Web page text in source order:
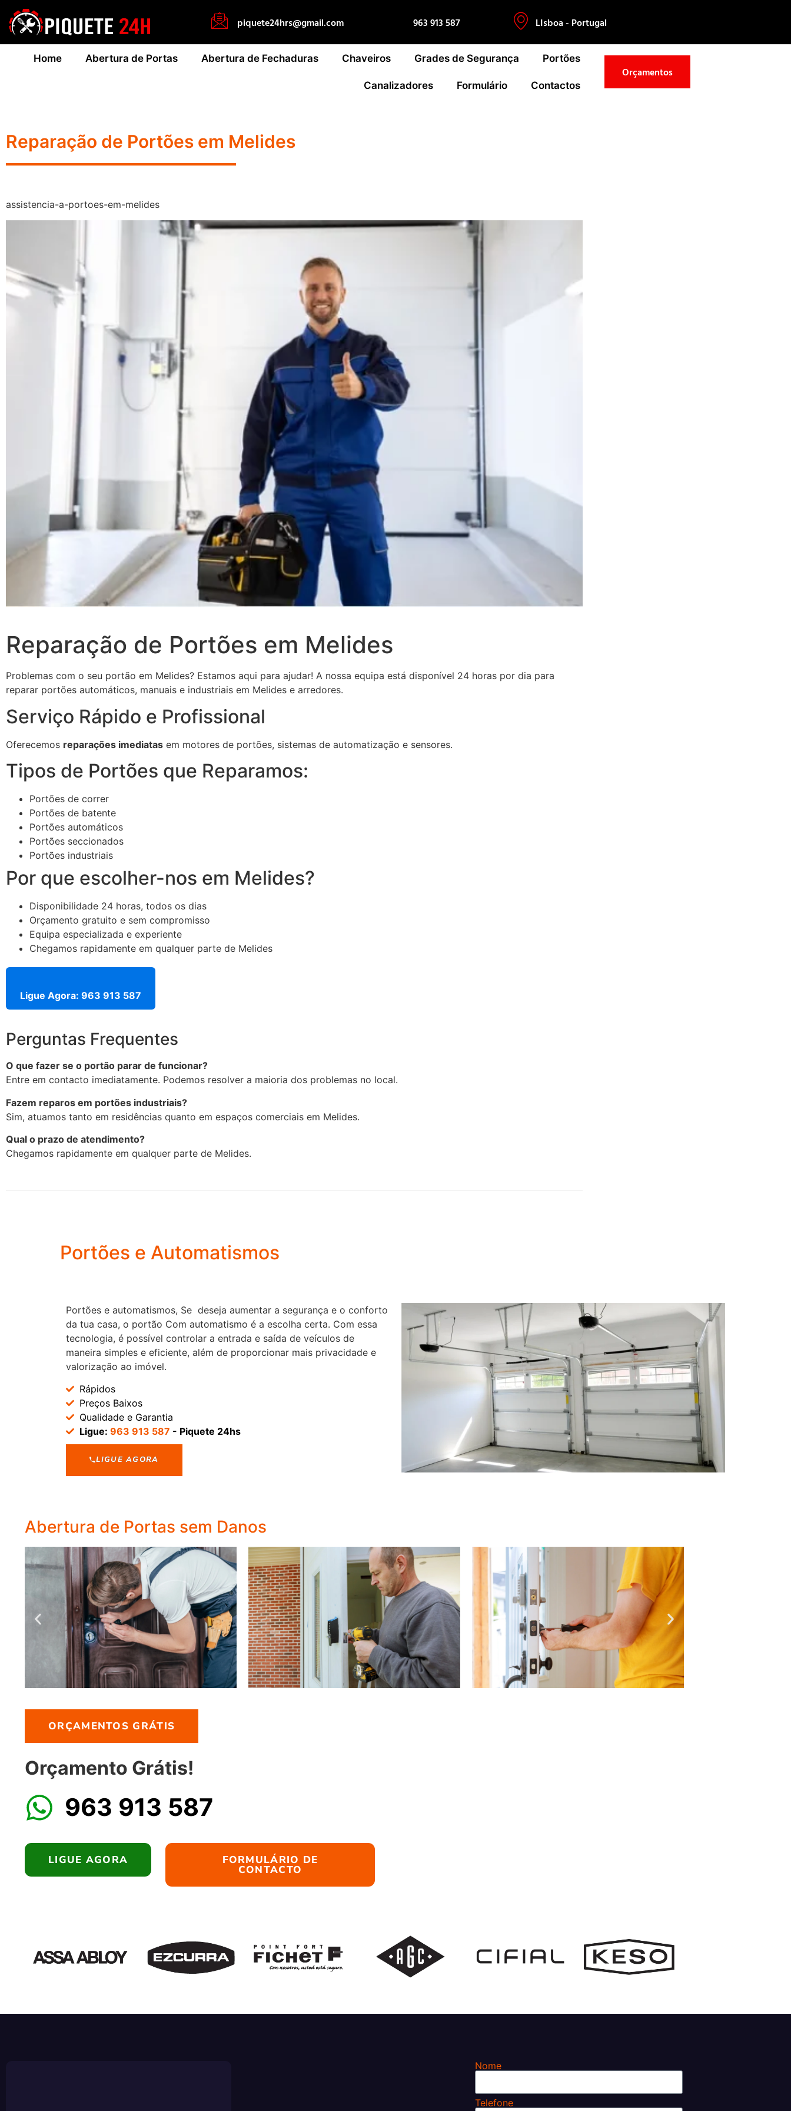
piquete24hrs@gmail.com 963 913 587 LIsboa - Portugal
Home Abertura de Portas Abertura de Fechaduras Chaveiros Grades de Segurança Portões
Canalizadores Formulário Contactos
Orçamentos
Reparação de Portões em Melides
assistencia-a-portoes-em-melides
Reparação de Portões em Melides
Problemas com o seu portão em Melides? Estamos aqui para ajudar! A nossa equipa está disponível 24 horas por dia para
reparar portões automáticos, manuais e industriais em Melides e arredores.
Serviço Rápido e Profissional
Oferecemos reparações imediatas em motores de portões, sistemas de automatização e sensores.
Tipos de Portões que Reparamos:
Portões de correr
Portões de batente
Portões automáticos
Portões seccionados
Portões industriais
Por que escolher-nos em Melides?
Disponibilidade 24 horas, todos os dias
Orçamento gratuito e sem compromisso
Equipa especializada e experiente
Chegamos rapidamente em qualquer parte de Melides
Ligue Agora: 963 913 587
Perguntas Frequentes
O que fazer se o portão parar de funcionar?
Entre em contacto imediatamente. Podemos resolver a maioria dos problemas no local.
Fazem reparos em portões industriais?
Sim, atuamos tanto em residências quanto em espaços comerciais em Melides.
Qual o prazo de atendimento?
Chegamos rapidamente em qualquer parte de Melides.
Portões e Automatismos
Portões e automatismos, Se deseja aumentar a segurança e o conforto
da tua casa, o portão Com automatismo é a escolha certa. Com essa
tecnologia, é possível controlar a entrada e saída de veículos de
maneira simples e eficiente, além de proporcionar mais privacidade e
valorização ao imóvel.
Rápidos
Preços Baixos
Qualidade e Garantia
Ligue: 963 913 587 - Piquete 24hs
LIGUE AGORA
Abertura de Portas sem Danos
ORÇAMENTOS GRÁTIS
Orçamento Grátis!
963 913 587
LIGUE AGORA FORMULÁRIO DE
CONTACTO
Nome
Telefone